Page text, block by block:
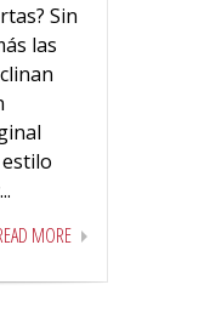
Sin
las
MORE